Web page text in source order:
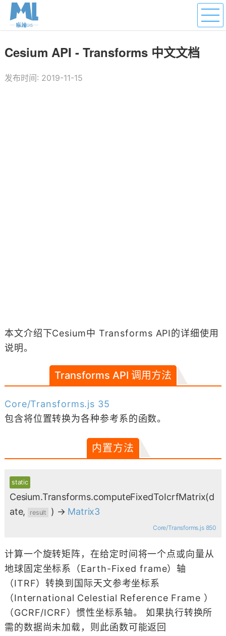
Cesium API - Transforms 中文文档
发布时间: 2019-11-15
本文介绍下Cesium中 Transforms API的详细使用
说明。
Transforms API 调用方法
Core/Transforms.js 35
包含将位置转换为各种参考系的函数。
内置方法
static
Cesium.Transforms.computeFixedToIcrfMatrix(d
ate,
result ) → Matrix3
Core/Transforms.js 850
计算一个旋转矩阵，在给定时间将一个点或向量从
地球固定坐标系（Earth-Fixed frame）轴
（ITRF）转换到国际天文参考坐标系
（International Celestial Reference Frame ）
（GCRF/ICRF）惯性坐标系轴。 如果执行转换所
需的数据尚未加载，则此函数可能返回